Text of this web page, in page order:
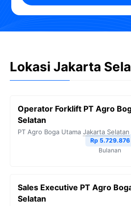
Lokasi Jakarta
Operator Forklift PT Agro
Selatan
PT Agro Boga Utama Jakarta Selatan
Rp 5.729.876
Bulanan
Sales Executive PT Agro
Selatan